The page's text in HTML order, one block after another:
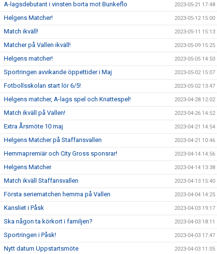
A-lagsdebutant i vinsten borta mot Bunkeflo 2023-05-21 17:48
Helgens Matcher! 2023-05-12 15:00
Match ikväll! 2023-05-11 15:13
Matcher på Vallen ikväll! 2023-05-09 15:25
Helgens matcher! 2023-05-05 14:50
Sportringen avvikande öppettider i Maj 2023-05-02 15:07
Fotbollsskolan start lör 6/5! 2023-05-02 13:47
Helgens matcher, A-lags spel och Knattespel! 2023-04-28 12:02
Match ikväll på Vallen! 2023-04-26 14:52
Extra Årsmöte 10 maj 2023-04-21 14:54
Helgens Matcher på Staffansvallen 2023-04-21 10:46
Hemmapremiär och City Gross sponsrar! 2023-04-14 14:56
Helgens Matcher 2023-04-14 13:38
Match ikväll Staffansvallen 2023-04-13 15:40
Första seriematchen hemma på Vallen 2023-04-04 14:25
Kansliet i Påsk 2023-04-03 19:17
Ska någon ta körkort i familjen? 2023-04-03 18:11
Sportringen i Påsk! 2023-04-03 17:47
Nytt datum Uppstartsmöte 2023-04-03 11:05